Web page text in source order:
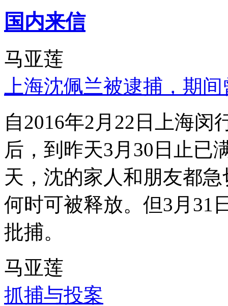
国内来信
马亚莲
上海沈佩兰被逮捕，期
自2016年2月22日上海
后，到昨天3月30日止已
天，沈的家人和朋友都
何时可被释放。但3月31
批捕。
马亚莲
抓捕与投案